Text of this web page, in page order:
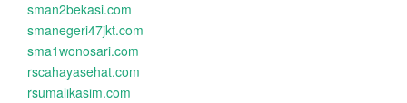
sman2bekasi.com
smanegeri47jkt.com
sma1wonosari.com
rscahayasehat.com
rsumalikasim.com